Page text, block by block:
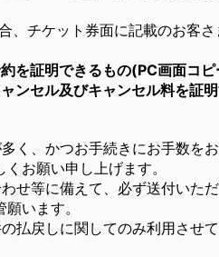
、チケット券面に記載のお客
を証明できるもの(PC画面コピ
ンセル及びキャンセル料を証
く、かつお手続きにお手数を
お願い申し上げます。
せ等に備えて、必ず送付いた
います。
払戻しに関してのみ利用させて